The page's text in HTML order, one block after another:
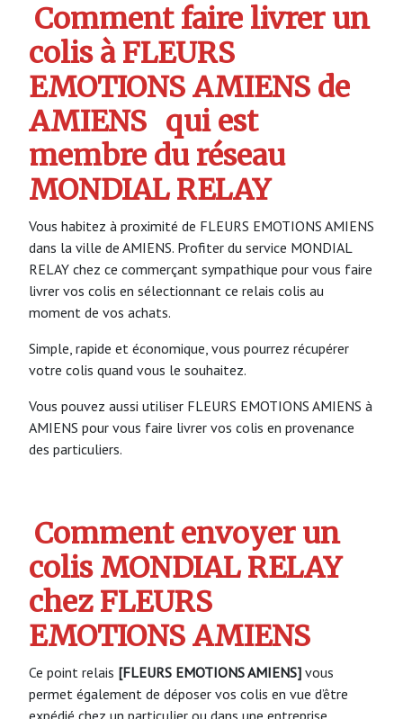
Comment faire livrer un
colis à FLEURS
EMOTIONS AMIENS de
AMIENS qui est
membre du réseau
MONDIAL RELAY
Vous habitez à proximité de FLEURS EMOTIONS AMIENS
dans la ville de AMIENS. Profiter du service MONDIAL
RELAY chez ce commerçant sympathique pour vous faire
livrer vos colis en sélectionnant ce relais colis au
moment de vos achats.
Simple, rapide et économique, vous pourrez récupérer
votre colis quand vous le souhaitez.
Vous pouvez aussi utiliser FLEURS EMOTIONS AMIENS à
AMIENS pour vous faire livrer vos colis en provenance
des particuliers.
Comment envoyer un
colis MONDIAL RELAY
chez FLEURS
EMOTIONS AMIENS
Ce point relais [FLEURS EMOTIONS AMIENS] vous
permet également de déposer vos colis en vue d’être
expédié chez un particulier ou dans une entreprise.